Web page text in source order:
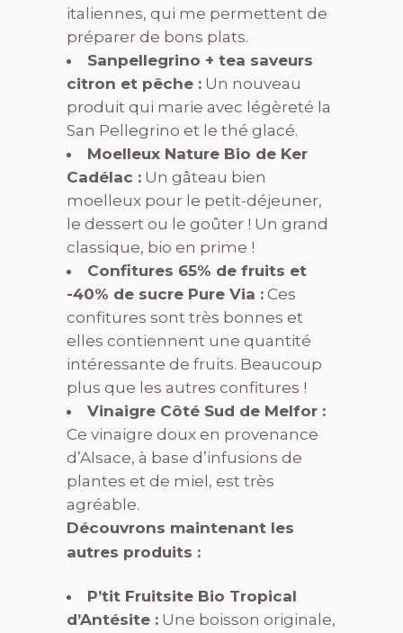
italiennes, qui me permettent de
préparer de bons plats.
Sanpellegrino + tea saveurs
citron et pêche : Un nouveau
produit qui marie avec légèreté la
San Pellegrino et le thé glacé.
Moelleux Nature Bio de Ker
Cadélac : Un gâteau bien
moelleux pour le petit-déjeuner,
le dessert ou le goûter ! Un grand
classique, bio en prime !
Confitures 65% de fruits et
-40% de sucre Pure Via : Ces
confitures sont très bonnes et
elles contiennent une quantité
intéressante de fruits. Beaucoup
plus que les autres confitures !
Vinaigre Côté Sud de Melfor :
Ce vinaigre doux en provenance
d’Alsace, à base d’infusions de
plantes et de miel, est très
agréable.
Découvrons maintenant les
autres produits :
P’tit Fruitsite Bio Tropical
d’Antésite : Une boisson originale,